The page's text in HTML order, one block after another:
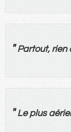
" Partout, rien
" Le plus